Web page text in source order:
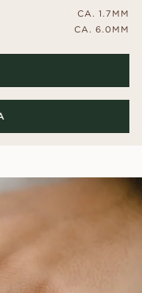
CA. 1.7MM
CA. 6.0MM